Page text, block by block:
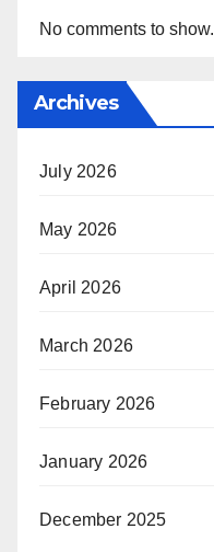
No comments to show.
Archives
July 2026
May 2026
April 2026
March 2026
February 2026
January 2026
December 2025